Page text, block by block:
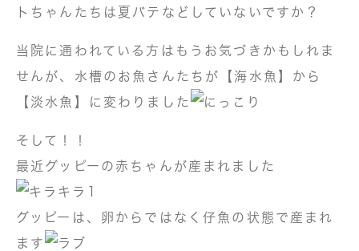
トちゃんたちは夏バテなどしていないですか？
当院に通われている方はもうお気づきかもしれま
せんが、水槽のお魚さんたちが【海水魚】から
【淡水魚】に変わりました
そして！！
最近グッピーの赤ちゃんが産まれました
グッピーは、卵からではなく仔魚の状態で産まれ
ます